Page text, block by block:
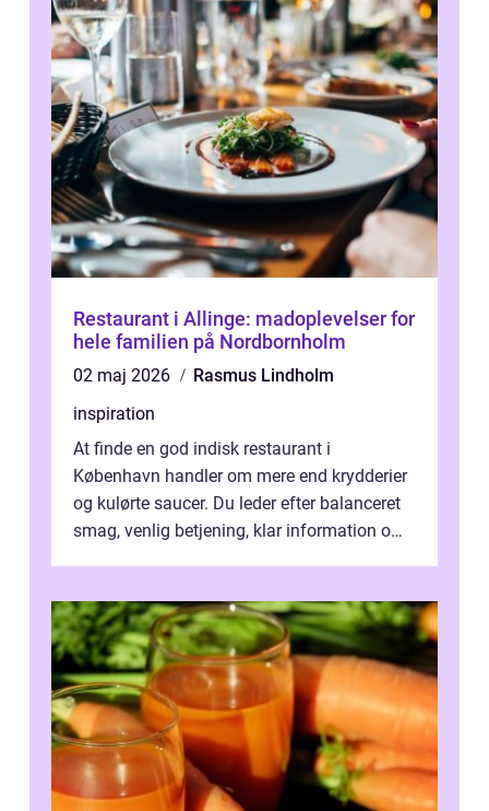
Restaurant i Allinge: madoplevelser for
hele familien på Nordbornholm
02 maj 2026
Rasmus Lindholm
inspiration
At finde en god indisk restaurant i
København handler om mere end krydderier
og kulørte saucer. Du leder efter balanceret
smag, venlig betjening, klar information om